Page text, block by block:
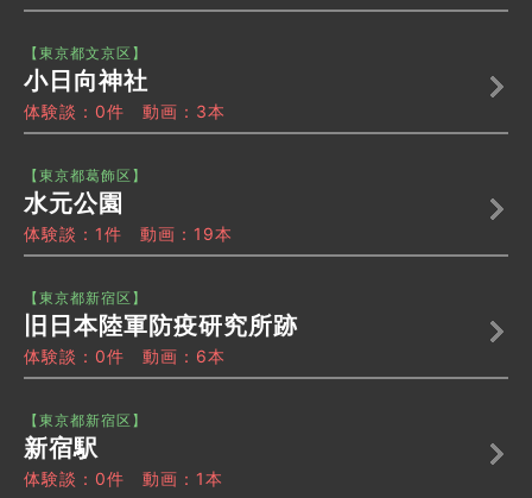
【東京都文京区】
小日向神社
体験談：0件 動画：3本
【東京都葛飾区】
水元公園
体験談：1件 動画：19本
【東京都新宿区】
旧日本陸軍防疫研究所跡
体験談：0件 動画：6本
【東京都新宿区】
新宿駅
体験談：0件 動画：1本